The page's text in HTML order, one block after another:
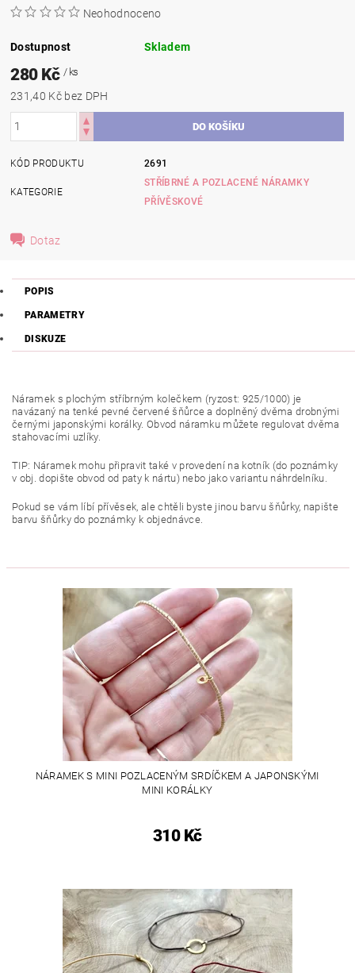
Neohodnoceno
Dostupnost Skladem
280 Kč / ks
231,40 Kč bez DPH
KÓD PRODUKTU 2691
KATEGORIE
STŘÍBRNÉ A POZLACENÉ NÁRAMKY
PŘÍVĚSKOVÉ
Dotaz
POPIS
PARAMETRY
DISKUZE
Náramek s plochým stříbrným kolečkem (ryzost: 925/1000) je
navázaný na tenké pevné červené šňůrce a doplněný dvěma drobnými
černými japonskými korálky. Obvod náramku můžete regulovat dvěma
stahovacími uzlíky.
TIP: Náramek mohu připravit také v provedení na kotník (do poznámky
v obj. dopište obvod od paty k nártu) nebo jako variantu náhrdelníku.
Pokud se vám líbí přívěsek, ale chtěli byste jinou barvu šňůrky, napište
barvu šňůrky do poznámky k objednávce.
NÁRAMEK S MINI POZLACENÝM SRDÍČKEM A JAPONSKÝMI
MINI KORÁLKY
310 Kč